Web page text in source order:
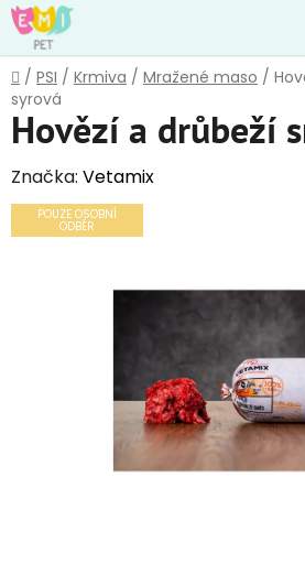
Přejít
na
obsah
Domů
/ PSI / Krmiva / Mražené maso /
syrová
Hovězí a drůbeží
Značka: Vetamix
POUZE OSOBNÍ
ODBĚR